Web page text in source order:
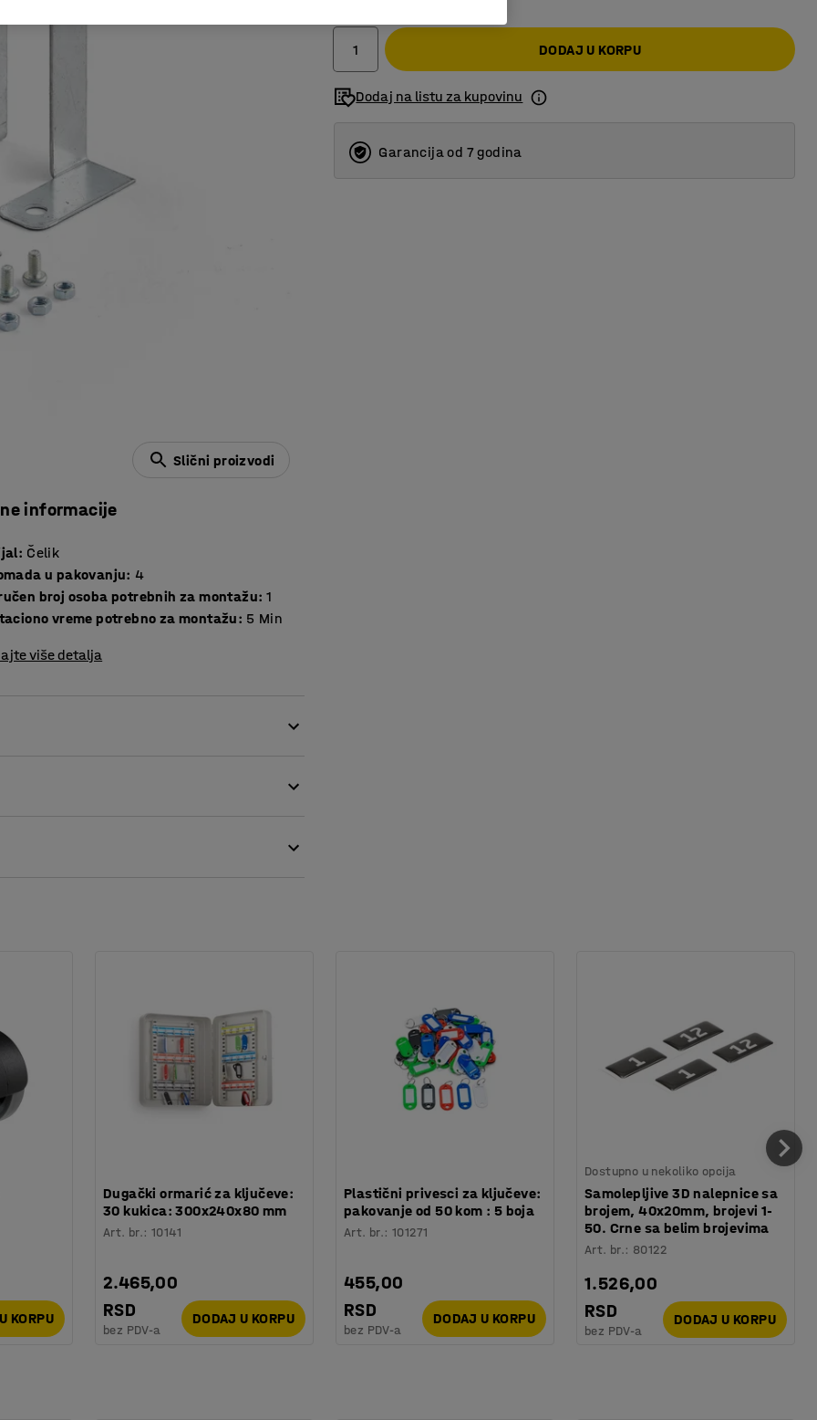
Slični proizvodi
informacije
: Čelik
u pakovanju: 4
broj osoba potrebnih za montažu: 1
vreme potrebno za montažu: 5 Min
više detalja
je stabilnijom. Isporučuje se sa zavrtnjima
DODAJ U KORPU
Dodaj na listu za kupovinu
Garancija od 7 godina
KORPU
Dugački ormarić za ključeve:
30 kukica: 300x240x80 mm
Art. br.:10141
2.465,00
RSD
bez PDV-a
DODAJ U KORPU
Plastični privesci za ključeve:
pakovanje od 50 kom : 5 boja
Art. br.:101271
455,00
RSD
bez PDV-a
DODAJ U KORPU
Dostupno u nekoliko opcija
Samolepljive 3D nalepnice sa
brojem, 40x20mm, brojevi 1-
50. Crne sa belim brojevima
Art. br.: 80122
1.526,00
RSD
bez PDV-a
DODAJ U KORPU